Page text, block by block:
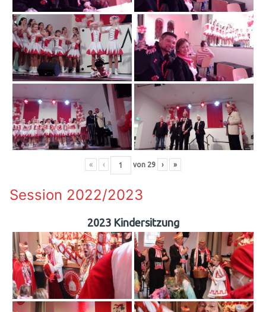
« ‹ von 29 › »
Session 2022/2023
2023 Kindersitzung